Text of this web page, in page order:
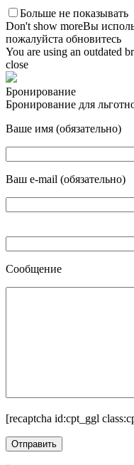
Больше не показывать
Don't show moreВы
пожалуйста обновитесь
You are using an outdated
close
Бронирование
Бронирование для
Ваше имя (обязательно)
Ваш e-mail (обязательно)
Сообщение
[recaptcha id:cpt_ggl